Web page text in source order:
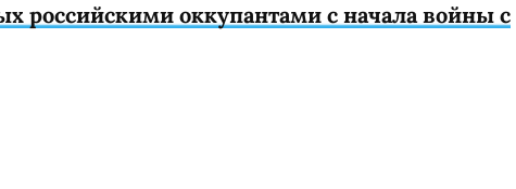
российскими оккупантами с начала войны с